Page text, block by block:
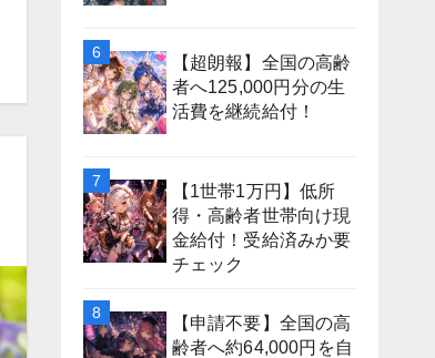
【超朗報】全国の高齢
者へ125,000円分の生
活費を継続給付！
【1世帯1万円】低所
得・高齢者世帯向け現
金給付！受給済みか要
チェック
【申請不要】全国の高
齢者へ約64,000円を自